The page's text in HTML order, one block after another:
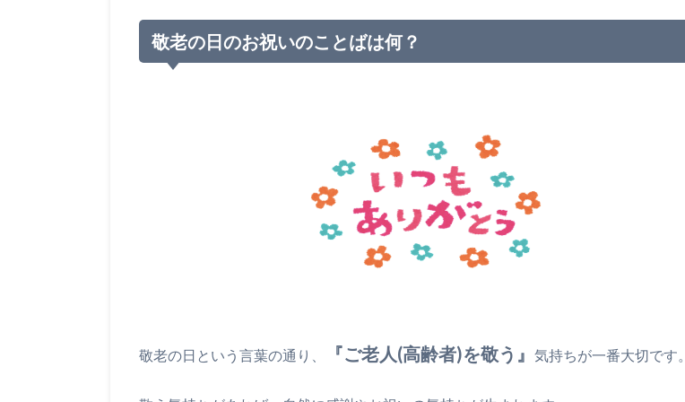
敬老の日のお祝いのことばは何？
敬老の日という言葉の通り、 『ご老人(高齢者)を敬う』 気持ちが一番大切です。